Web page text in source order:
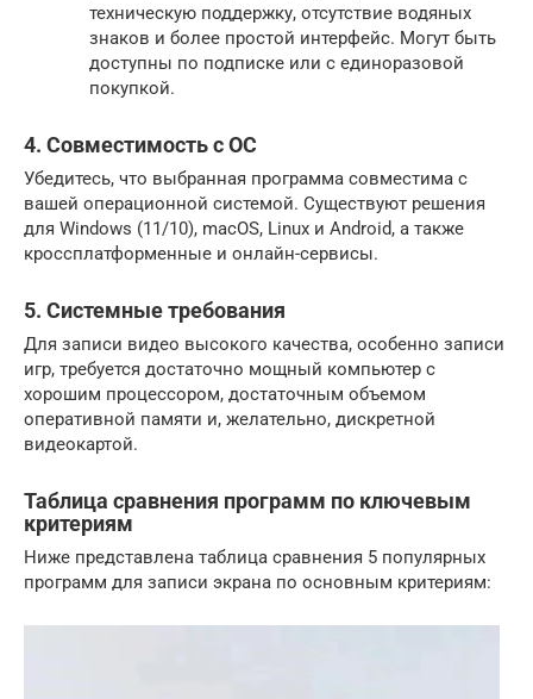
техническую поддержку, отсутствие водяных
знаков и более простой интерфейс. Могут быть
доступны по подписке или с единоразовой
покупкой.
4. Совместимость с ОС
Убедитесь, что выбранная программа совместима с
вашей операционной системой. Существуют решения
для Windows (11/10), macOS, Linux и Android, а также
кроссплатформенные и онлайн-сервисы.
5. Системные требования
Для записи видео высокого качества, особенно записи
игр, требуется достаточно мощный компьютер с
хорошим процессором, достаточным объемом
оперативной памяти и, желательно, дискретной
видеокартой.
Таблица сравнения программ по ключевым
критериям
Ниже представлена таблица сравнения 5 популярных
программ для записи экрана по основным критериям: